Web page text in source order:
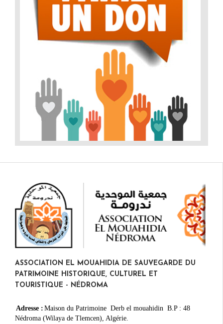
ASSOCIATION EL MOUAHIDIA DE SAUVEGARDE DU
PATRIMOINE HISTORIQUE, CULTUREL ET
TOURISTIQUE - NÉDROMA
Adresse : Maison du Patrimoine Derb el mouahidin B.P : 48
Nédroma (Wilaya de Tlemcen), Algérie.